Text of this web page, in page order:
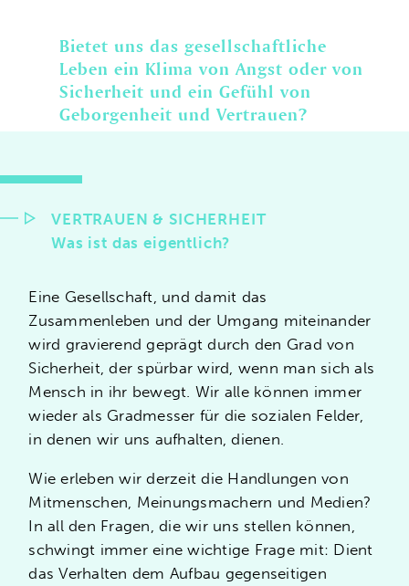
Bietet uns das gesellschaftliche
Leben ein Klima von Angst oder von
Sicherheit und ein Gefühl von
Geborgenheit und Vertrauen?
VERTRAUEN & SICHERHEIT – Was
Vertrauen gibt Sicherheit in dich
selbst, in die Welt, in der
Organisation.
Aus dieser
heraus, kannst Du
immer tiefer
vertrauen
und zu Deinem
göttlichen
Kern finden
ine Positivspirale
geschützte Räume durch eine
Vertrauenskultur entstehen lassen?
Wie bauen wir eineauf Vertrauen
basierende, postdigitale
Gesellschaft auf? Dassind die
VERTRAUEN & SICHERHEIT
Was ist das eigentlich?
Eine Gesellschaft, und damit das
Zusammenleben und der Umgang miteinander
wird gravierend geprägt durch den Grad von
Sicherheit, der spürbar wird, wenn man sich als
Mensch in ihr bewegt. Wir alle können immer
wieder als Gradmesser für die sozialen Felder,
in denen wir uns aufhalten, dienen.
Wie erleben wir derzeit die Handlungen von
Mitmenschen, Meinungsmachern und Medien?
In all den Fragen, die wir uns stellen können,
schwingt immer eine wichtige Frage mit: Dient
das Verhalten dem Aufbau gegenseitigen